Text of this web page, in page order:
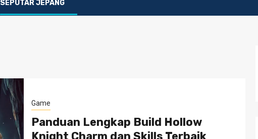
SEPUTAR JEPANG
Game
Panduan Lengkap Build Hollow
Knight Charm dan Skills Terbaik